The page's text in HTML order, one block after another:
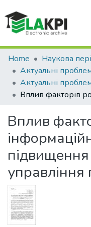
Communities &
All of DSpace
Statistics
Home
Наукова
Вплив
підвищення
управління